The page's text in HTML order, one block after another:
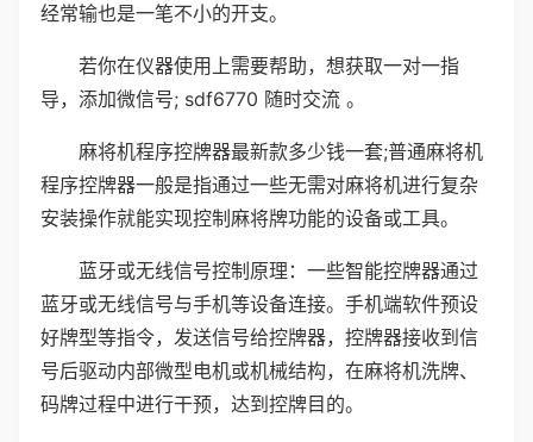
经常输也是一笔不小的开支。
若你在仪器使用上需要帮助，想获取一对一指
导，添加微信号; sdf6770 随时交流 。
麻将机程序控牌器最新款多少钱一套;普通麻将机
程序控牌器一般是指通过一些无需对麻将机进行复杂
安装操作就能实现控制麻将牌功能的设备或工具。
蓝牙或无线信号控制原理：一些智能控牌器通过
蓝牙或无线信号与手机等设备连接。手机端软件预设
好牌型等指令，发送信号给控牌器，控牌器接收到信
号后驱动内部微型电机或机械结构，在麻将机洗牌、
码牌过程中进行干预，达到控牌目的。